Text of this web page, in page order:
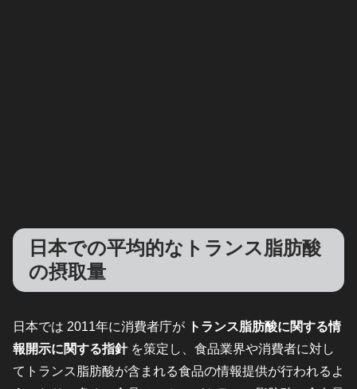
日本での平均的なトランス脂肪酸
の摂取量
日本では 2011年に消費者庁が
トランス脂肪酸に関する情
報開示に関する指針 を策定し、食品業界や消費者に対し
てトランス脂肪酸が含まれる食品の情報提供が行われるよ